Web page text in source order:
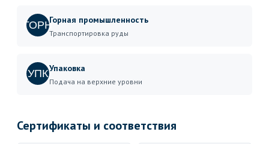
ГОРНГорная промышленность
Транспортировка руды
УПКУпаковка
Подача на верхние уровни
Сертификаты и соответствия